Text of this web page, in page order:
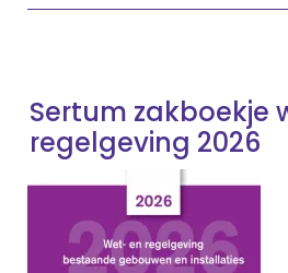
Sertum zakboekje
regelgeving 2026